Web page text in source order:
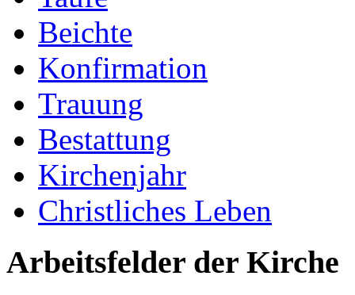
Beichte
Konfirmation
Trauung
Bestattung
Kirchenjahr
Christliches Leben
Arbeitsfelder der Kirche